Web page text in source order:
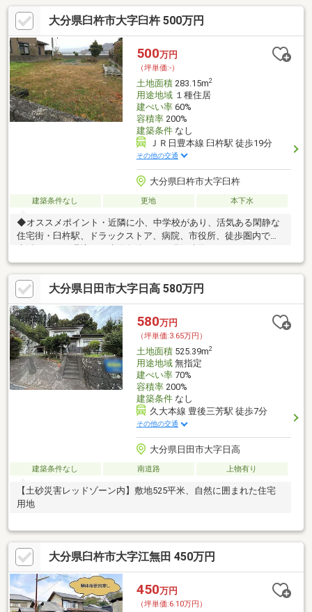
大分県臼杵市大字臼杵 500万円
500万円
（坪単価:-）
土地面積283.15m2
用途地域１種住居
建ぺい率60%
容積率200%
建築条件なし
ＪＲ日豊本線 臼杵駅 徒歩19分
その他の交通
大分県臼杵市大字臼杵
建築条件なし 更地 本下水
◆オススメポイント・近隣に小、中学校があり、活気ある閑静な
住宅街・臼杵駅、ドラックストア、病院、市役所、徒歩圏内で、
ットが周辺に多数あり、食べ歩きコースにも人気エリア・前面道
路に上下水道配管あり（引き込みは別途必要、受益者負担金な
し）・敷地内電柱あり（年間使用料がもらえる）※詳しくはお問
合せください。・南側隣地がアパート駐車場のため、日当たり良
好・地区の行事はほとんどありません。
大分県日田市大字日高 580万円
580万円
（坪単価:3.65万円）
土地面積525.39m2
用途地域無指定
建ぺい率70%
容積率200%
建築条件なし
久大本線 豊後三芳駅 徒歩7分
その他の交通
大分県日田市大字日高
建築条件なし 南道路 上物有り
【土砂災害レッドゾーン内】敷地525平米、自然に囲まれた住宅
用地
大分県臼杵市大字江無田 450万円
450万円
（坪単価:6.10万円）